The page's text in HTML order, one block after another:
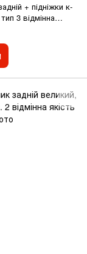
+ підніжки к-
3 відмінна